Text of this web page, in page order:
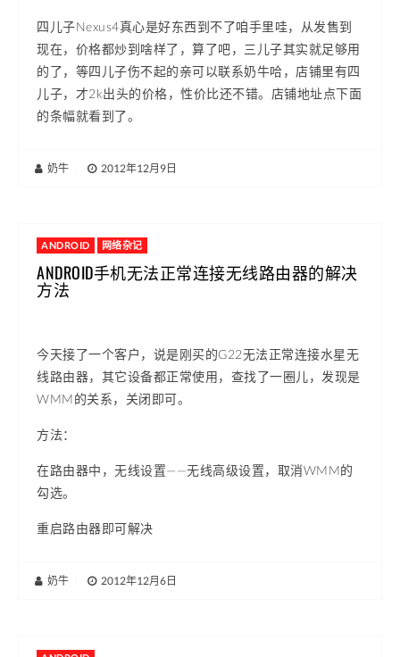
四儿子Nexus4真心是好东西到不了咱手里哇，从发售到
现在，价格都炒到啥样了，算了吧，三儿子其实就足够用
的了，等四儿子伤不起的亲可以联系奶牛哈，店铺里有四
儿子，才2k出头的价格，性价比还不错。店铺地址点下面
的条幅就看到了。
奶牛 2012年12月9日
ANDROID 网络杂记
ANDROID手机无法正常连接无线路由器的解决
方法
今天接了一个客户，说是刚买的G22无法正常连接水星无
线路由器，其它设备都正常使用，查找了一圈儿，发现是
WMM的关系，关闭即可。
方法：
在路由器中，无线设置——无线高级设置，取消WMM的
勾选。
重启路由器即可解决
奶牛 2012年12月6日